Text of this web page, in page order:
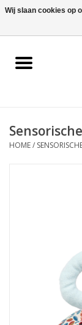
Home
spellen
eten & drinken
HOME/
Wij slaan cookies op